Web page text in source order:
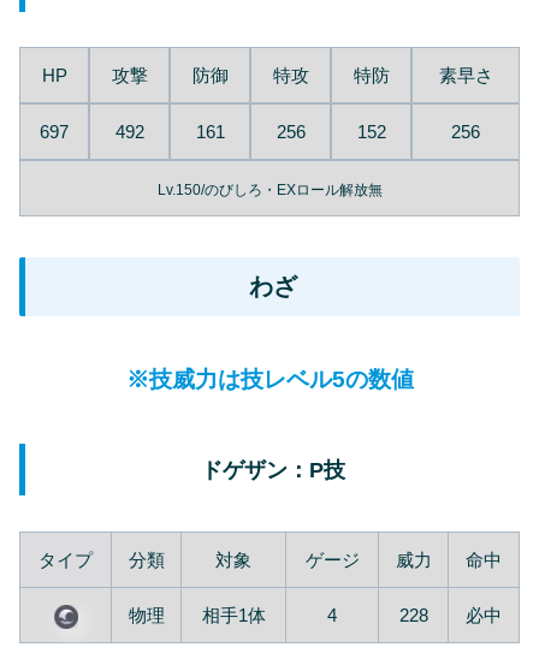
HP 攻撃 防御 特攻 特防 素早さ
697 492 161 256 152 256
Lv.150/のびしろ・EXロール解放無
わざ
※技威力は技レベル5の数値
ドゲザン：P技
タイプ 分類 対象 ゲージ 威力 命中
物理 相手1体 4 228 必中